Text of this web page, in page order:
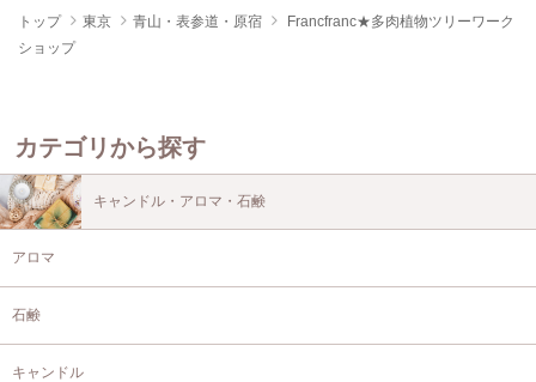
トップ
東京 青山・表参道・原宿
Francfranc★多肉植物ツリーワーク
ショップ
カテゴリから探す
キャンドル・アロマ・石鹸
アロマ
石鹸
キャンドル